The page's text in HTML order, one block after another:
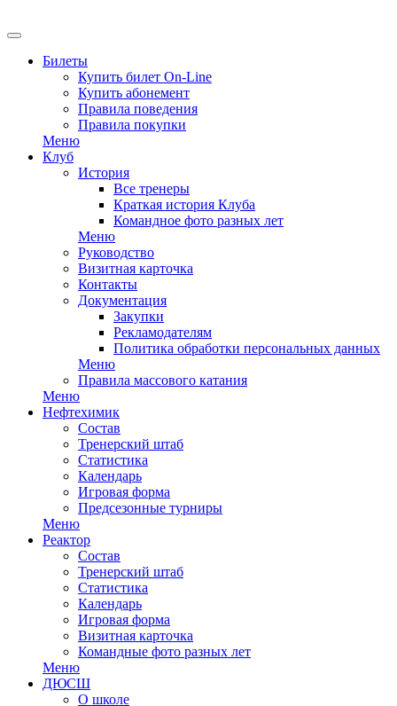
Билеты
Купить билет On-Line
Купить абонемент
Правила поведения
Правила покупки
Меню
Клуб
История
Все тренеры
Краткая история Клуба
Командное фото разных лет
Меню
Руководство
Визитная карточка
Контакты
Документация
Закупки
Рекламодателям
Политика обработки персональных данных
Меню
Правила массового катания
Меню
Нефтехимик
Состав
Тренерский штаб
Статистика
Календарь
Игровая форма
Предсезонные турниры
Меню
Реактор
Состав
Тренерский штаб
Статистика
Календарь
Игровая форма
Визитная карточка
Командные фото разных лет
Меню
ДЮСШ
О школе